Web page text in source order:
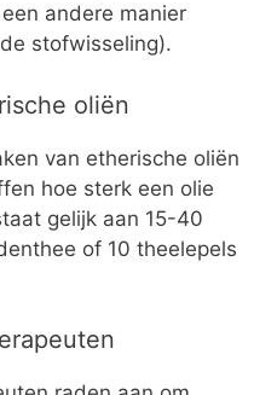
andere manier
stofwisseling).
oliën
van etherische oliën
hoe sterk een olie
gelijk aan 15-40
of 10 theelepels